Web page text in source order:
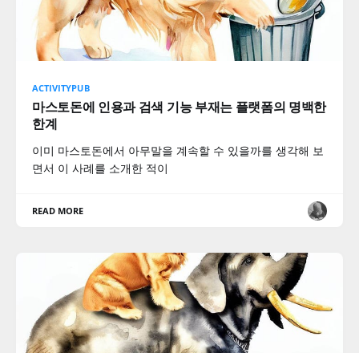
ACTIVITYPUB
마스토돈에 인용과 검색 기능 부재는 플랫폼의 명백한
한계
이미 마스토돈에서 아무말을 계속할 수 있을까를 생각해 보
면서 이 사례를 소개한 적이
READ MORE